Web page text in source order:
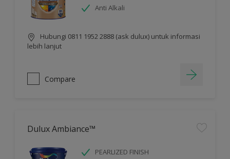
Anti Alkali
Hubungi 0811 1952 2888 (ask dulux) untuk informasi
lebih lanjut
Compare
Dulux Ambiance™
PEARLIZED FINISH